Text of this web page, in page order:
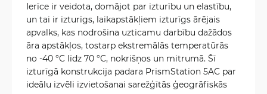
Ierīce ir veidota, domājot par izturību un elastību,
un tai ir izturīgs, laikapstākļiem izturīgs ārējais
apvalks, kas nodrošina uzticamu darbību dažādos
āra apstākļos, tostarp ekstremālās temperatūrās
no -40 °C līdz 70 °C, nokrišņos un mitrumā. Šī
izturīgā konstrukcija padara PrismStation 5AC par
ideālu izvēli izvietošanai sarežģītās ģeogrāfiskās